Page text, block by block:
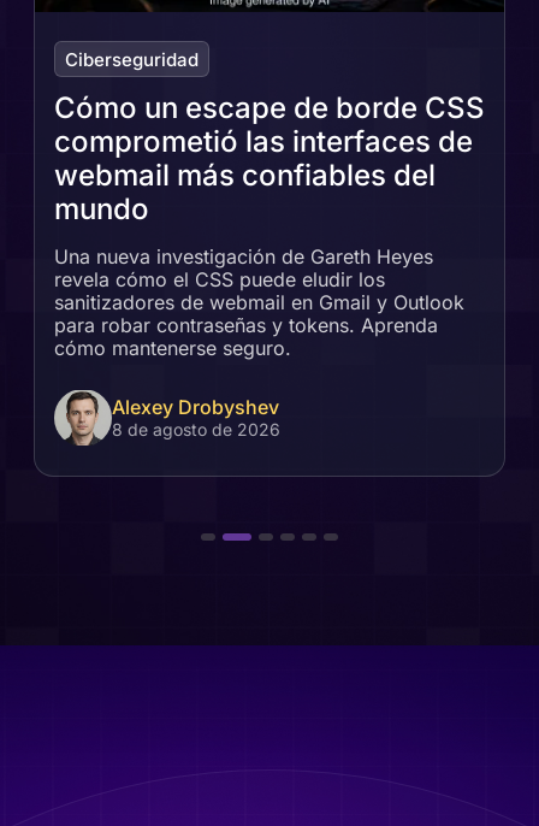
Ciberseguridad
Cómo un escape de borde CSS
comprometió las interfaces de
webmail más confiables del
mundo
Una nueva investigación de Gareth Heyes
revela cómo el CSS puede eludir los
sanitizadores de webmail en Gmail y Outlook
para robar contraseñas y tokens. Aprenda
cómo mantenerse seguro.
Alexey Drobyshev
8 de agosto de 2026